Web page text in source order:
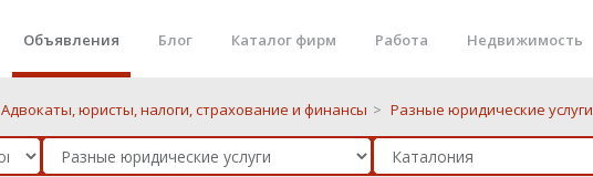
Объявления Блог Каталог фирм Работа Недвижимость
Адвокаты, юристы, налоги, страхование и финансы > Разные юридические услуги